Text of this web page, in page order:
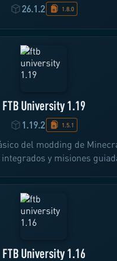
26.1.2 1.8.0
FTB University 1.19
1.19.2 1.5.1
del modding de
y misiones
FTB University 1.16